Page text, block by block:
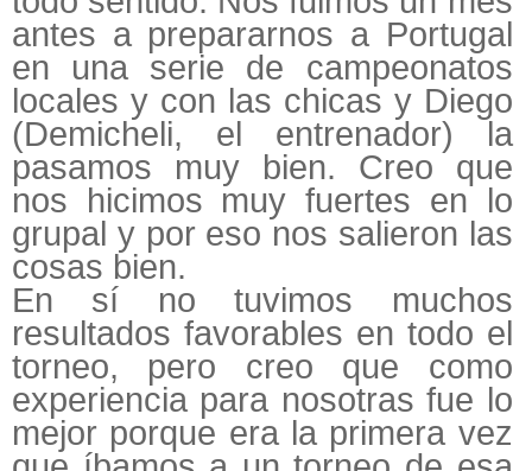
antes a prepararnos a Portugal
en una serie de campeonatos
locales y con las chicas y Diego
(Demicheli, el entrenador) la
pasamos muy bien. Creo que
nos hicimos muy fuertes en lo
grupal y por eso nos salieron las
cosas bien.
En sí no tuvimos muchos
resultados favorables en todo el
torneo, pero creo que como
experiencia para nosotras fue lo
mejor porque era la primera vez